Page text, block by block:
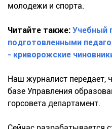
молодежи и спорта.
Читайте также: Учебный
подготовленными
- криворожские
Наш журналист передает,
базе Управления
горсовета департамент.